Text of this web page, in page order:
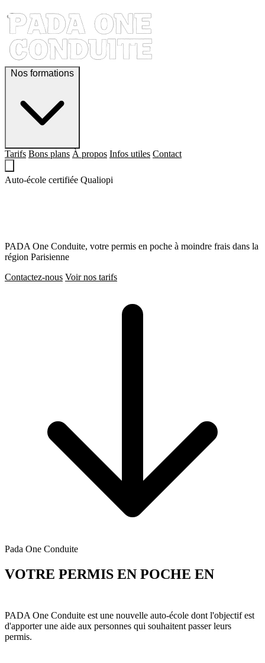
Nos formations
Tarifs Bons plans À propos Infos utiles Contact
Auto-école certifiée Qualiopi
PADA One Conduite, votre permis en poche à moindre frais dans la
région Parisienne
Contactez-nous Voir nos tarifs
Pada One Conduite
VOTRE PERMIS EN POCHE EN
PADA One Conduite est une nouvelle auto-école dont l'objectif est
d'apporter une aide aux personnes qui souhaitent passer leurs
permis.